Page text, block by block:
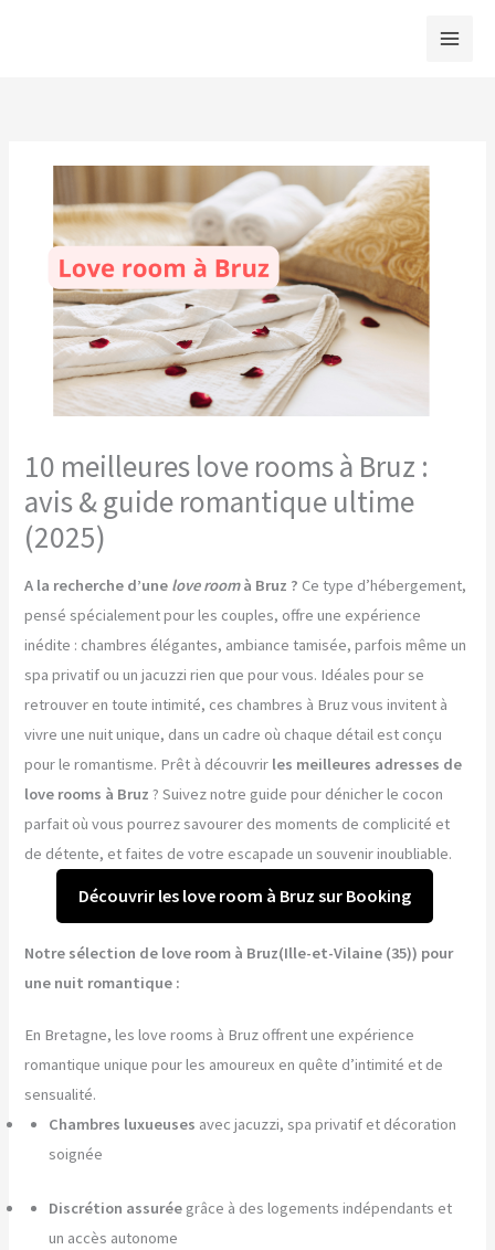
10 meilleures love rooms à Bruz :
avis & guide romantique ultime
(2025)
A la recherche d’une love roomà Bruz ? Ce type d’hébergement,
pensé spécialement pour les couples, offre une expérience
inédite : chambres élégantes, ambiance tamisée, parfois même un
spa privatif ou un jacuzzi rien que pour vous. Idéales pour se
retrouver en toute intimité, ces chambres à Bruz vous invitent à
vivre une nuit unique, dans un cadre où chaque détail est conçu
pour le romantisme. Prêt à découvrir les meilleures adresses de
love rooms à Bruz ? Suivez notre guide pour dénicher le cocon
parfait où vous pourrez savourer des moments de complicité et
de détente, et faites de votre escapade un souvenir inoubliable.
Découvrir les love room à Bruz sur Booking
Notre sélection de love room à Bruz(Ille-et-Vilaine (35)) pour
une nuit romantique :
En Bretagne, les love rooms à Bruz offrent une expérience
romantique unique pour les amoureux en quête d’intimité et de
sensualité.
Chambres luxueuses avec jacuzzi, spa privatif et décoration
soignée
Discrétion assurée grâce à des logements indépendants et
un accès autonome